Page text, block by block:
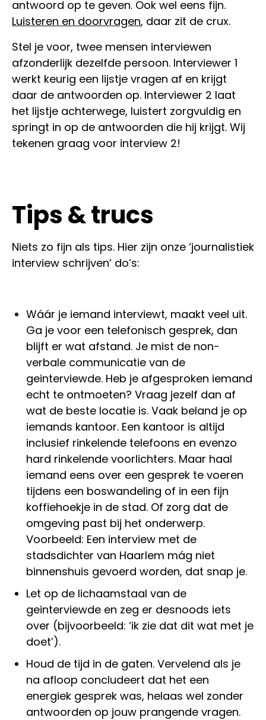
antwoord op te geven. Ook wel eens fijn.
Luisteren en doorvragen, daar zit de crux.
Stel je voor, twee mensen interviewen
afzonderlijk dezelfde persoon. Interviewer 1
werkt keurig een lijstje vragen af en krijgt
daar de antwoorden op. Interviewer 2 laat
het lijstje achterwege, luistert zorgvuldig en
springt in op de antwoorden die hij krijgt. Wij
tekenen graag voor interview 2!
Tips & trucs
Niets zo fijn als tips. Hier zijn onze ‘journalistiek
interview schrijven’ do’s:
Wáár je iemand interviewt, maakt veel uit.
Ga je voor een telefonisch gesprek, dan
blijft er wat afstand. Je mist de non-
verbale communicatie van de
geinterviewde. Heb je afgesproken iemand
echt te ontmoeten? Vraag jezelf dan af
wat de beste locatie is. Vaak beland je op
iemands kantoor. Een kantoor is altijd
inclusief rinkelende telefoons en evenzo
hard rinkelende voorlichters. Maar haal
iemand eens over een gesprek te voeren
tijdens een boswandeling of in een fijn
koffiehoekje in de stad. Of zorg dat de
omgeving past bij het onderwerp.
Voorbeeld: Een interview met de
stadsdichter van Haarlem mág niet
binnenshuis gevoerd worden, dat snap je.
Let op de lichaamstaal van de
geinterviewde en zeg er desnoods iets
over (bijvoorbeeld: ‘ik zie dat dit wat met je
doet’).
Houd de tijd in de gaten. Vervelend als je
na afloop concludeert dat het een
energiek gesprek was, helaas wel zonder
antwoorden op jouw prangende vragen.